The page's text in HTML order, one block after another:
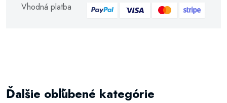
Vhodná platba
Ďalšie obľúbené kategórie